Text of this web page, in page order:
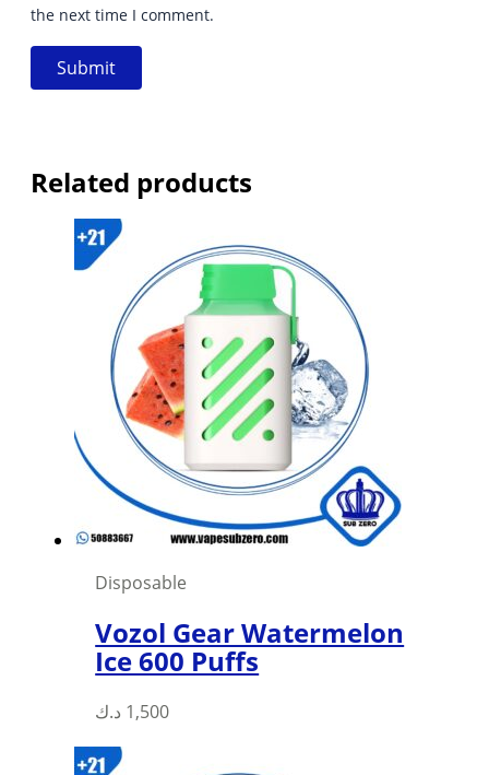
the next time I comment.
Related products
Disposable
Vozol Gear Watermelon
Ice 600 Puffs
1,500 د.ك
This